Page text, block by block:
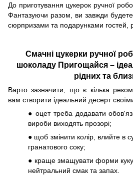
До приготування цукерок ручної
Фантазуючи разом, ви завжди
сюрпризами та подарунками гостей,
Смачні цукерки ручної
шоколаду Пригощайся –
рідних та
Варто зазначити, що є кілька
вам створити ідеальний десерт
● оцет треба додавати
вироби виходять прозорі;
● щоб змінити колір, влийте в
гранатового соку;
● краще змащувати форми
нейтральний смак та запах.